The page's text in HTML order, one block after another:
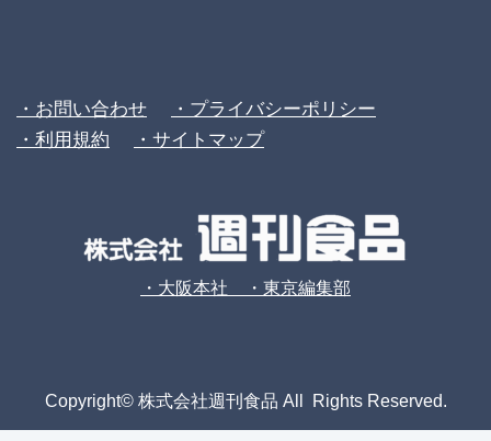
・お問い合わせ
・プライバシーポリシー
・利用規約
・サイトマップ
・大阪本社 ・東京編集部
Copyright© 株式会社週刊食品 All Rights Reserved.